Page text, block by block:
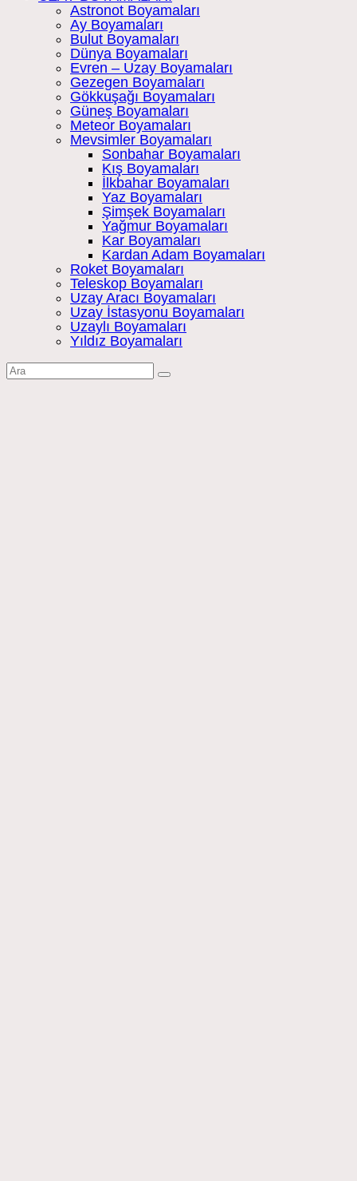
Astronot Boyamaları
Ay Boyamaları
Bulut Boyamaları
Dünya Boyamaları
Evren – Uzay Boyamaları
Gezegen Boyamaları
Gökkuşağı Boyamaları
Güneş Boyamaları
Meteor Boyamaları
Mevsimler Boyamaları
Sonbahar Boyamaları
Kış Boyamaları
İlkbahar Boyamaları
Yaz Boyamaları
Şimşek Boyamaları
Yağmur Boyamaları
Kar Boyamaları
Kardan Adam Boyamaları
Roket Boyamaları
Teleskop Boyamaları
Uzay Aracı Boyamaları
Uzay İstasyonu Boyamaları
Uzaylı Boyamaları
Yıldız Boyamaları